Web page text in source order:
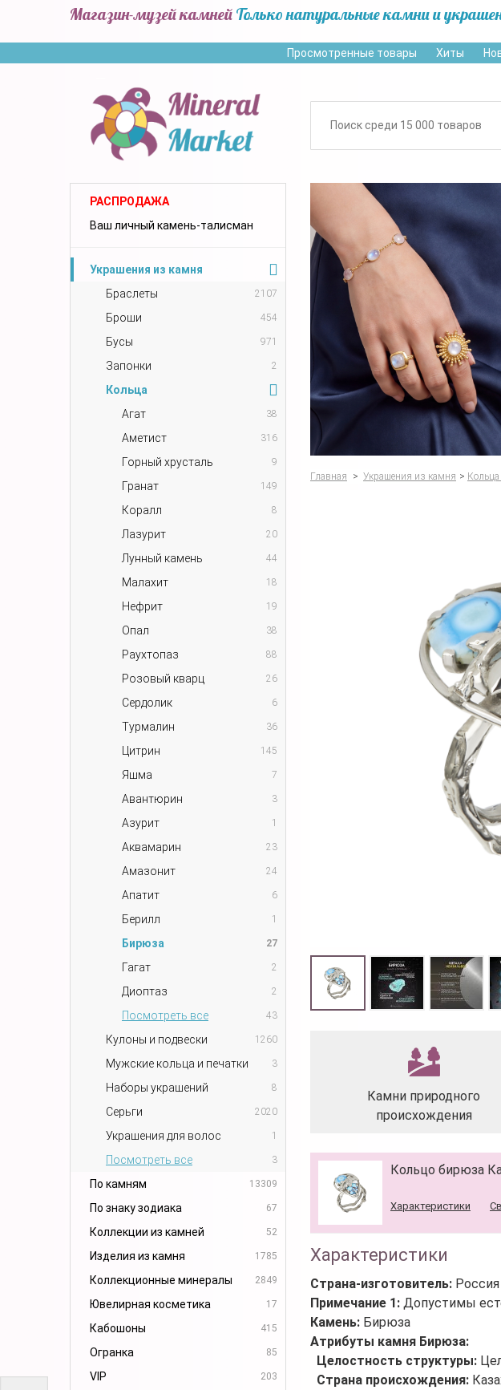
Магазин-музей камней Только натуральные камни и
Просмотренные товары Хиты
РАСПРОДАЖА
Ваш личный камень-талисман
Украшения из камня
Браслеты
2107
Броши 454
Бусы 971
Запонки 2
Кольца
Агат
38
Аметист 316
Горный хрусталь 9
Гранат 149
Коралл 8
Лазурит 20
Лунный камень 44
Малахит 18
Нефрит 19
Опал 38
Раухтопаз 88
Розовый кварц 26
Сердолик 6
Турмалин 36
Цитрин 145
Яшма 7
Авантюрин 3
Азурит 1
Аквамарин 23
Амазонит 24
Апатит 6
Берилл 1
Бирюза 27
Гагат 2
Диоптаз 2
Посмотреть все 43
Кулоны и подвески 1260
Мужские кольца и печатки 3
Наборы украшений 8
Серьги 2020
Украшения для волос 1
Посмотреть все 3
По камням 13309
По знаку зодиака 67
Коллекции из камней 52
Изделия из камня 1785
Коллекционные минералы 2849
Ювелирная косметика 17
Кабошоны 415
Огранка 85
VIP 203
Главная > Украшения из камня >
Камни природного
происхождения
Кольцо бирюза
Характеристики
Характеристики
Страна-изготовитель: Россия
Примечание 1: Допустимы
Камень: Бирюза
Атрибуты камня Бирюза:
Целостность структуры:
Страна происхождения: